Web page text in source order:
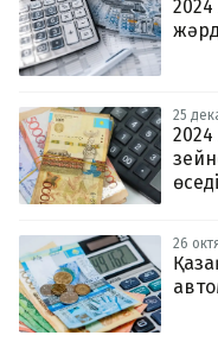
25
өседі
26